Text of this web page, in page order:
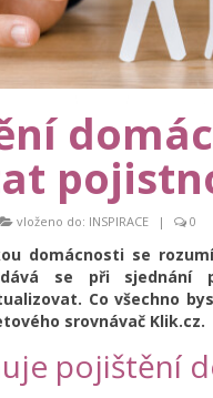
vloženo do: INSPIRACE | 0
domácnosti se
se při sjednání
Co všechno
srovnávač Klik.cz.
pojištění